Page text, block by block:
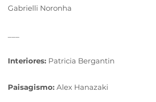
Gabrielli Noronha
Interiores: Patricia Bergantin
Paisagismo: Alex Hanazaki